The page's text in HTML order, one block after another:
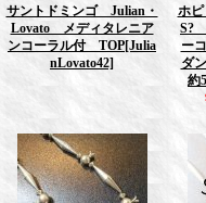
サントドミンゴ Julian・
Lovato メディタレニア
ンコーラル付 TOP[Julia
nLovato42]
ホ
S?
ー
ダ
約